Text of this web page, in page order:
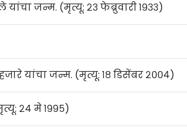
जन्म. (मृत्यू: २३ फेब्रुवारी १९३३)
यांचा जन्म. (मृत्यू: १८ डिसेंबर २००४)
२४ मे १९९५)